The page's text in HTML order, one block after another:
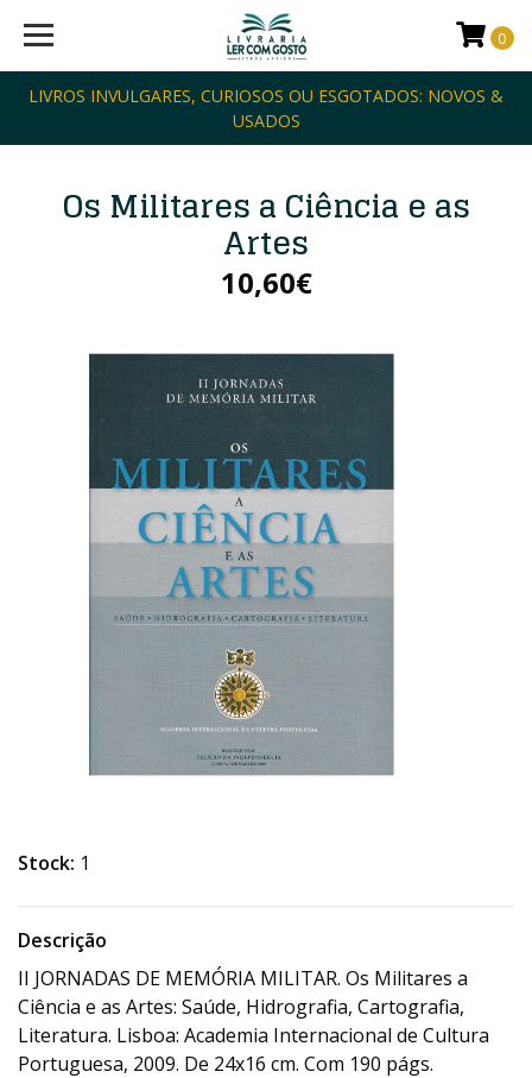
LIVROS INVULGARES, CURIOSOS OU ESGOTADOS: NOVOS &
USADOS
0
Os Militares a Ciência e as
Artes
10,60€
Stock: 1
Descrição
II JORNADAS DE MEMÓRIA MILITAR. Os Militares a
Ciência e as Artes: Saúde, Hidrografia, Cartografia,
Literatura. Lisboa: Academia Internacional de Cultura
Portuguesa, 2009. De 24x16 cm. Com 190 págs.